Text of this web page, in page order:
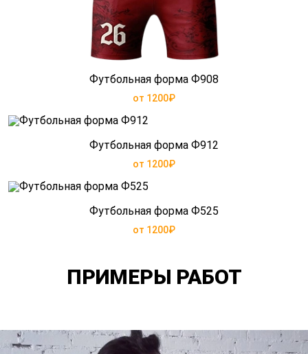
Футбольная форма Ф908
от 1200₽
Футбольная форма Ф912
от 1200₽
Футбольная форма Ф525
от 1200₽
ПРИМЕРЫ РАБОТ